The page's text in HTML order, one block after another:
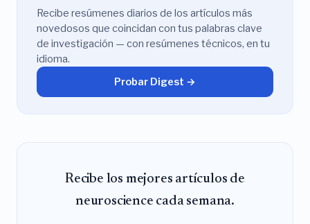
Recibe resúmenes diarios de los artículos más
novedosos que coincidan con tus palabras clave
de investigación — con resúmenes técnicos, en tu
idioma.
Probar Digest →
Recibe los mejores artículos de
neuroscience cada semana.